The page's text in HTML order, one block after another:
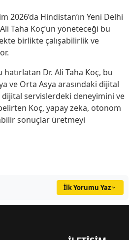
2026’da Hindistan’ın Yeni Delhi
Taha Koç’un yöneteceği bu
birlikte çalışabilirlik ve
Dr. Ali Taha Koç, bu
ve Orta Asya arasındaki dijital
servislerdeki deneyimini ve
Koç, yapay zeka, otonom
sonuçlar üretmeyi
İlk Yorumu Yaz